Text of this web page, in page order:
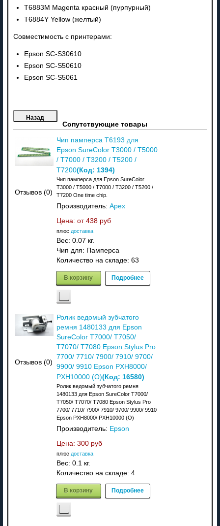
T6883M Magenta красный (пурпурный)
T6884Y Yellow (желтый)
Совместимость с принтерами:
Epson SC-S30610
Epson SC-S50610
Epson SC-S5061
Сопутствующие товары
Отзывов (0)
Чип памперса T6193 для
Epson SureColor T3000 / T5000
/ T7000 / T3200 / T5200 /
T7200(Код: 1394)
Чип памперса для Epson SureColor
T3000 / T5000 / T7000 / T3200 / T5200 /
T7200 One time chip.
Производитель: Apex
Цена: от 438 руб
плюс доставка
Вес: 0.07 кг.
Чип для: Памперса
Количество на складе: 63
В корзину Подробнее
Отзывов (0)
Ролик ведомый зубчатого
ремня 1480133 для Epson
SureColor T7000/ T7050/
T7070/ T7080 Epson Stylus Pro
7700/ 7710/ 7900/ 7910/ 9700/
9900/ 9910 Epson PXH8000/
PXH10000 (О)(Код: 16580)
Ролик ведомый зубчатого ремня
1480133 для Epson SureColor T7000/
T7050/ T7070/ T7080 Epson Stylus Pro
7700/ 7710/ 7900/ 7910/ 9700/ 9900/ 9910
Epson PXH8000/ PXH10000 (О)
Производитель: Epson
Цена: 300 руб
плюс доставка
Вес: 0.1 кг.
Количество на складе: 4
В корзину Подробнее